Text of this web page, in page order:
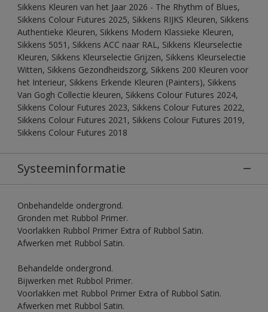
Sikkens Kleuren van het Jaar 2026 - The Rhythm of Blues,
Sikkens Colour Futures 2025, Sikkens RIJKS Kleuren, Sikkens
Authentieke Kleuren, Sikkens Modern Klassieke Kleuren,
Sikkens 5051, Sikkens ACC naar RAL, Sikkens Kleurselectie
Kleuren, Sikkens Kleurselectie Grijzen, Sikkens Kleurselectie
Witten, Sikkens Gezondheidszorg, Sikkens 200 Kleuren voor
het Interieur, Sikkens Erkende Kleuren (Painters), Sikkens
Van Gogh Collectie kleuren, Sikkens Colour Futures 2024,
Sikkens Colour Futures 2023, Sikkens Colour Futures 2022,
Sikkens Colour Futures 2021, Sikkens Colour Futures 2019,
Sikkens Colour Futures 2018
Systeeminformatie
Onbehandelde ondergrond.
Gronden met Rubbol Primer.
Voorlakken Rubbol Primer Extra of Rubbol Satin.
Afwerken met Rubbol Satin.
Behandelde ondergrond.
Bijwerken met Rubbol Primer.
Voorlakken met Rubbol Primer Extra of Rubbol Satin.
Afwerken met Rubbol Satin.